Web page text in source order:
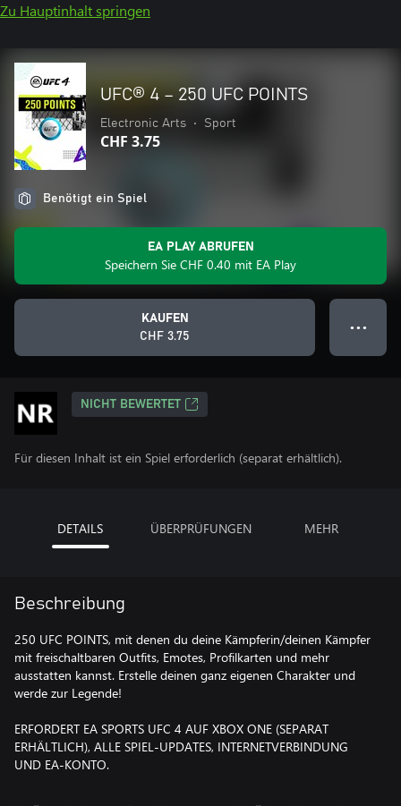
Zu Hauptinhalt springen
UFC® 4 – 250 UFC POINTS
Electronic Arts • Sport
CHF 3.75
Benötigt ein Spiel
EA PLAY ABRUFEN
Speichern Sie CHF 0.40 mit EA Play
KAUFEN
CHF 3.75
● ● ●
NICHT BEWERTET
Für diesen Inhalt ist ein Spiel erforderlich (separat erhältlich).
DETAILS ÜBERPRÜFUNGEN MEHR
Beschreibung
250 UFC POINTS, mit denen du deine Kämpferin/deinen Kämpfer
mit freischaltbaren Outfits, Emotes, Profilkarten und mehr
ausstatten kannst. Erstelle deinen ganz eigenen Charakter und
werde zur Legende!
ERFORDERT EA SPORTS UFC 4 AUF XBOX ONE (SEPARAT
ERHÄLTLICH), ALLE SPIEL-UPDATES, INTERNETVERBINDUNG
UND EA-KONTO.